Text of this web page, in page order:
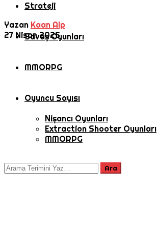
Strateji
Savaş Oyunları
MMORPG
Oyuncu Sayısı
Nişancı Oyunları
Extraction Shooter Oyunları
MMORPG
Yazan Kaan Alp
27 Nisan 2025